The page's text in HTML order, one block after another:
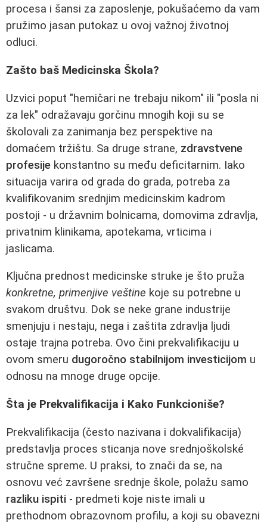
procesa i šansi za zaposlenje, pokušaćemo da vam
pružimo jasan putokaz u ovoj važnoj životnoj
odluci.
Zašto baš Medicinska Škola?
Uzvici poput "hemičari ne trebaju nikom" ili "posla ni
za lek" odražavaju gorčinu mnogih koji su se
školovali za zanimanja bez perspektive na
domaćem tržištu. Sa druge strane, zdravstvene
profesije konstantno su među deficitarnim. Iako
situacija varira od grada do grada, potreba za
kvalifikovanim srednjim medicinskim kadrom
postoji - u državnim bolnicama, domovima zdravlja,
privatnim klinikama, apotekama, vrticima i
jaslicama.
Ključna prednost medicinske struke je što pruža
konkretne, primenjive veštine koje su potrebne u
svakom društvu. Dok se neke grane industrije
smenjuju i nestaju, nega i zaštita zdravlja ljudi
ostaje trajna potreba. Ovo čini prekvalifikaciju u
ovom smeru dugoročno stabilnijom investicijom u
odnosu na mnoge druge opcije.
Šta je Prekvalifikacija i Kako Funkcioniše?
Prekvalifikacija (često nazivana i dokvalifikacija)
predstavlja proces sticanja nove srednjoškolské
stručne spreme. U praksi, to znači da se, na
osnovu već završene srednje škole, polažu samo
razliku ispiti - predmeti koje niste imali u
prethodnom obrazovnom profilu, a koji su obavezni